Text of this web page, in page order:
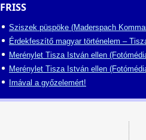
FRISS
Sziszek püspöke (Maderspach
Érdekfeszítő magyar történelem –
Merénylet Tisza István ellen
Merénylet Tisza István ellen
Imával a győzelemért!